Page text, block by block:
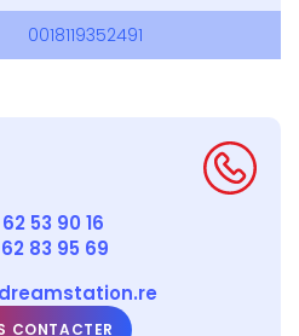
0018119352491
53 90 16
83 95 69
CONTACTER